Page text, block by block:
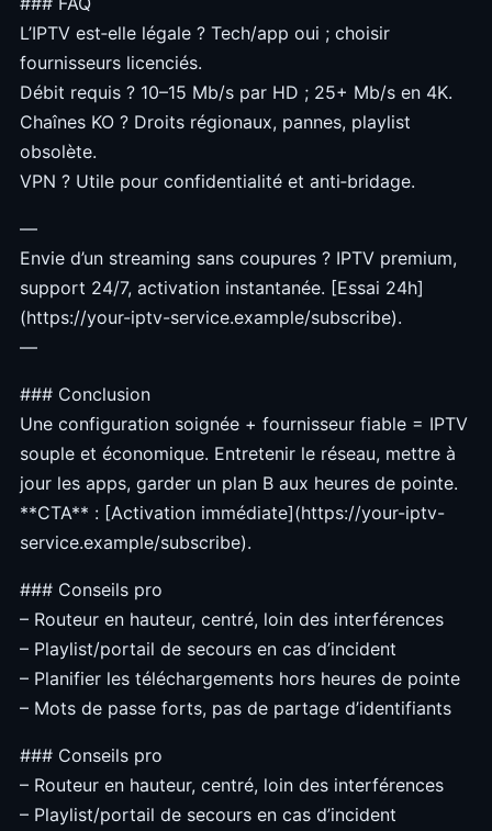
L’IPTV est‑elle légale ? Tech/app oui ; choisir
fournisseurs licenciés.
Débit requis ? 10–15 Mb/s par HD ; 25+ Mb/s en 4K.
Chaînes KO ? Droits régionaux, pannes, playlist
obsolète.
VPN ? Utile pour confidentialité et anti‑bridage.
—
Envie d’un streaming sans coupures ? IPTV premium,
support 24/7, activation instantanée. [Essai 24h]
(https://your-iptv-service.example/subscribe).
—
### Conclusion
Une configuration soignée + fournisseur fiable = IPTV
souple et économique. Entretenir le réseau, mettre à
jour les apps, garder un plan B aux heures de pointe.
**CTA** : [Activation immédiate](https://your-iptv-
service.example/subscribe).
### Conseils pro
– Routeur en hauteur, centré, loin des interférences
– Playlist/portail de secours en cas d’incident
– Planifier les téléchargements hors heures de pointe
– Mots de passe forts, pas de partage d’identifiants
### Conseils pro
– Routeur en hauteur, centré, loin des interférences
– Playlist/portail de secours en cas d’incident